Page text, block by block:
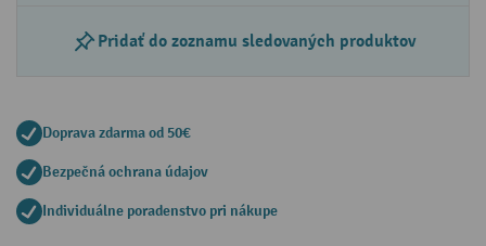
Pridať do zoznamu sledovaných produktov
Doprava zdarma od 50€
Bezpečná ochrana údajov
Individuálne poradenstvo pri nákupe